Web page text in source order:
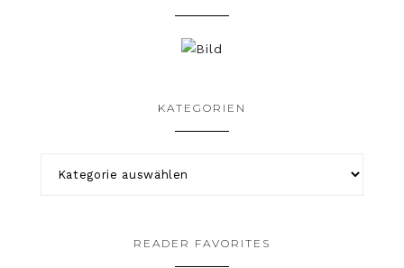
KATEGORIEN
READER FAVORITES